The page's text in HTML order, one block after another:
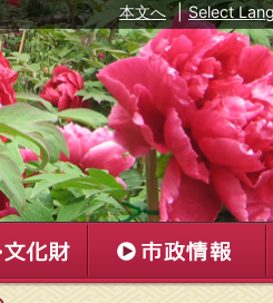
本文へ | Select